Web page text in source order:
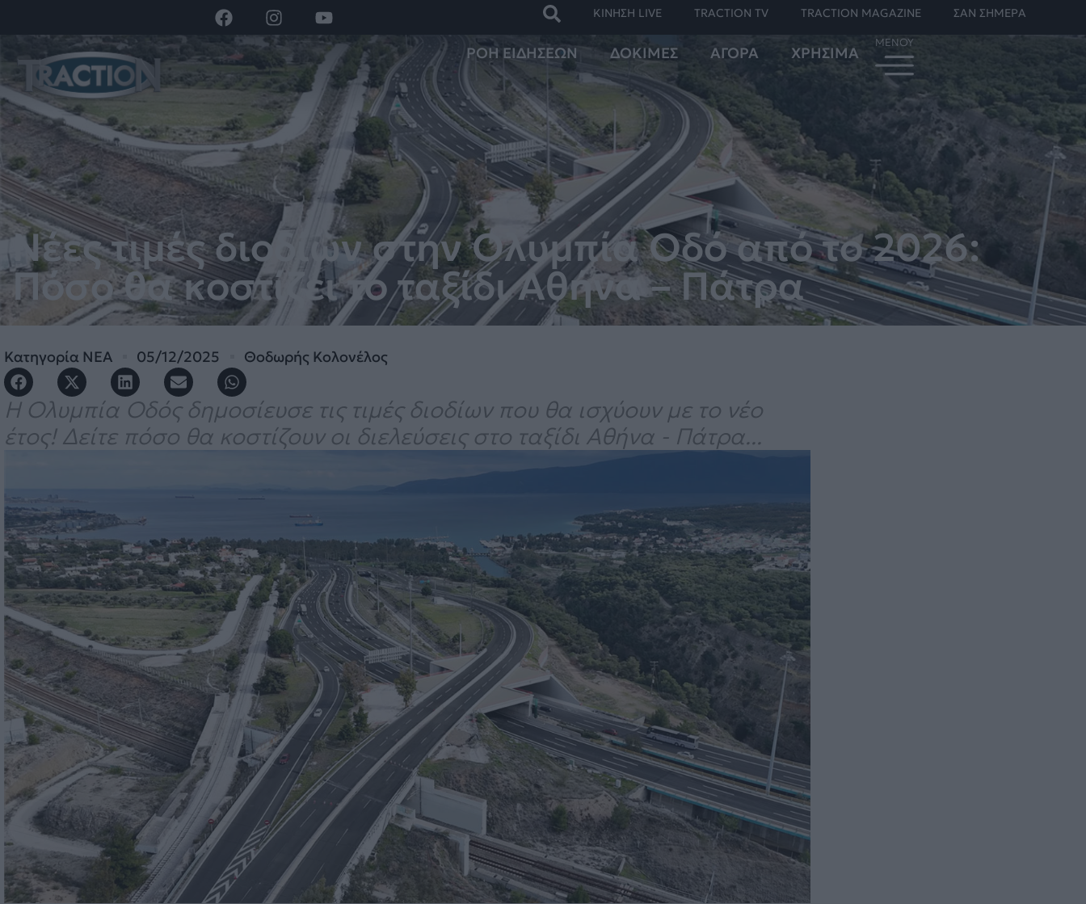
ΚΙΝΗΣΗ LIVE TRACTION TV TRACTION MAGAZINE ΣΑΝ ΣΗΜΕΡΑ
ΡΟΗ ΕΙΔΗΣΕΩΝ ΔΟΚΙΜΕΣ ΑΓΟΡΑ ΧΡΗΣΙΜΑ
Νέες τιμές διοδίων στην Ολυμπία Οδό από το 2026:
Πόσο θα κοστίζει το ταξίδι Αθήνα – Πάτρα
Κατηγορία ΝΕΑ 05/12/2025 Θοδωρής Κολονέλος
Η Ολυμπία Οδός δημοσίευσε τις τιμές διοδίων που θα ισχύουν με το νέο
έτος! Δείτε πόσο θα κοστίζουν οι διελεύσεις στο ταξίδι Αθήνα - Πάτρα...